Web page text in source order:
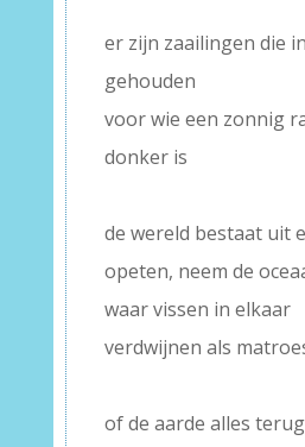
er zijn zaailingen die
gehouden
voor wie een zonnig
donker is
de wereld bestaat uit
opeten, neem de
waar vissen in elkaar
verdwijnen als
of de aarde alles